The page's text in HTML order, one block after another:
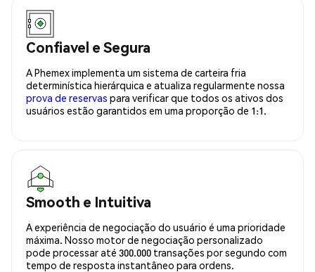
Confiavel e Segura
A Phemex implementa um sistema de carteira fria
determinística hierárquica e atualiza regularmente nossa
prova de reservas para verificar que todos os ativos dos
usuários estão garantidos em uma proporção de 1:1.
Smooth e Intuitiva
A experiência de negociação do usuário é uma prioridade
máxima. Nosso motor de negociação personalizado
pode processar até 300.000 transações por segundo com
tempo de resposta instantâneo para ordens.